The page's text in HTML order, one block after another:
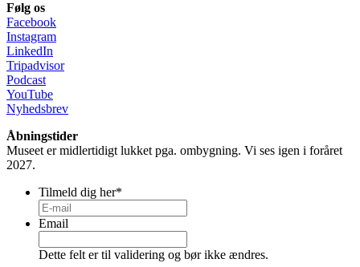
Følg os
Facebook
Instagram
LinkedIn
Tripadvisor
Podcast
YouTube
Nyhedsbrev
Åbningstider
Museet er midlertidigt lukket pga. ombygning. Vi ses igen i foråret
2027.
Tilmeld dig her*
Email
Dette felt er til validering og bør ikke ændres.